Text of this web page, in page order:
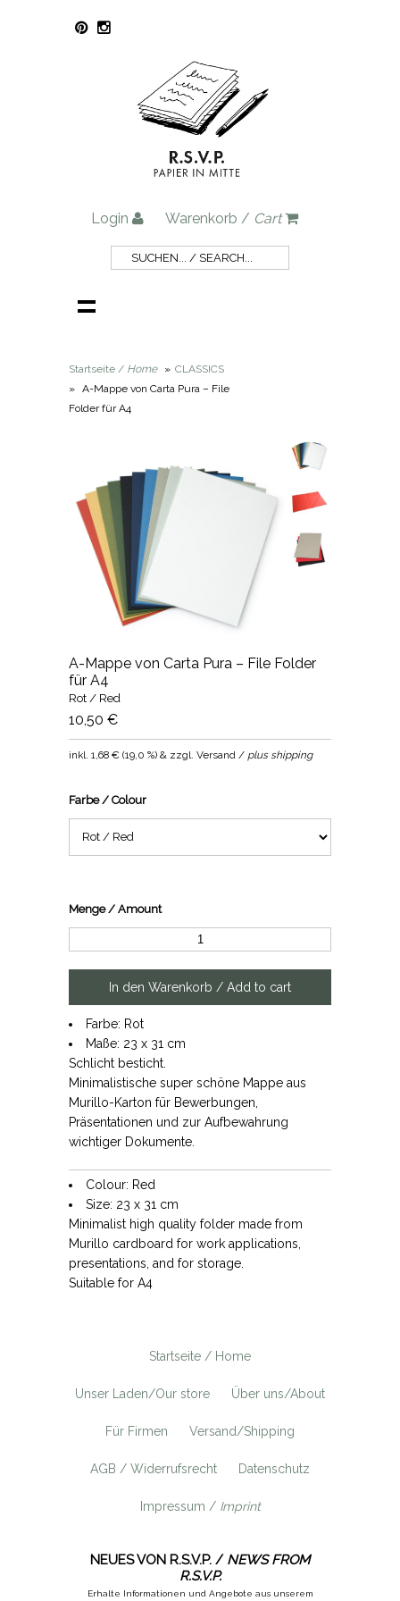
Login Warenkorb / Cart
Startseite / Home » CLASSICS
» A-Mappe von Carta Pura – File
Folder für A4
A-Mappe von Carta Pura – File Folder
für A4
Rot / Red
10,50 €
inkl.1,68 € (19,0 %) & zzgl. Versand / plus shipping
Farbe / Colour
Menge / Amount
Farbe: Rot
Maße: 23 x 31 cm
Schlicht besticht.
Minimalistische super schöne Mappe aus
Murillo-Karton für Bewerbungen,
Präsentationen und zur Aufbewahrung
wichtiger Dokumente.
Colour: Red
Size: 23 x 31 cm
Minimalist high quality folder made from
Murillo cardboard for work applications,
presentations, and for storage.
Suitable for A4
Startseite / Home
Unser Laden/Our store Über uns/About
Für Firmen Versand/Shipping
AGB / Widerrufsrecht Datenschutz
Impressum / Imprint
NEUES VON R.S.V.P. / NEWS FROM
R.S.V.P.
Erhalte Informationen und Angebote aus unserem